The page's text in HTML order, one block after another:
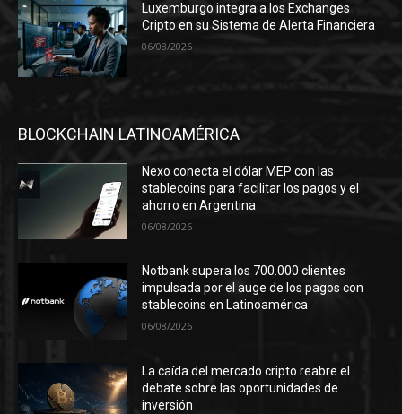
Luxemburgo integra a los Exchanges
Cripto en su Sistema de Alerta Financiera
06/08/2026
BLOCKCHAIN LATINOAMÉRICA
Nexo conecta el dólar MEP con las
stablecoins para facilitar los pagos y el
ahorro en Argentina
06/08/2026
Notbank supera los 700.000 clientes
impulsada por el auge de los pagos con
stablecoins en Latinoamérica
06/08/2026
La caída del mercado cripto reabre el
debate sobre las oportunidades de
inversión